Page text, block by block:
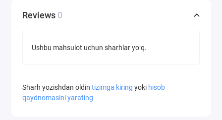
Reviews 0
Ushbu mahsulot uchun sharhlar yoʻq.
Sharh yozishdan oldin tizimga kiring yoki hisob
qaydnomasini yarating